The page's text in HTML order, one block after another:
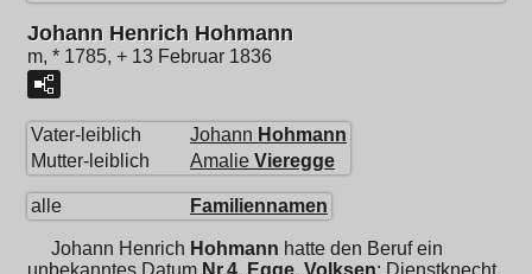
Johann Henrich Hohmann
m, * 1785, + 13 Februar 1836
Vater-leiblich Johann Hohmann
Mutter-leiblich
Amalie Vieregge
alle Familiennamen
Johann Henrich Hohmann hatte den Beruf ein
unbekanntes Datum Nr.4, Egge, Volksen; Dienstknecht